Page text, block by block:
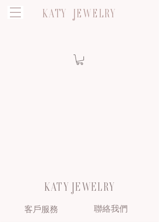
KATY JEWELRY
KATY JEWELRY
客戶服務 聯絡我們